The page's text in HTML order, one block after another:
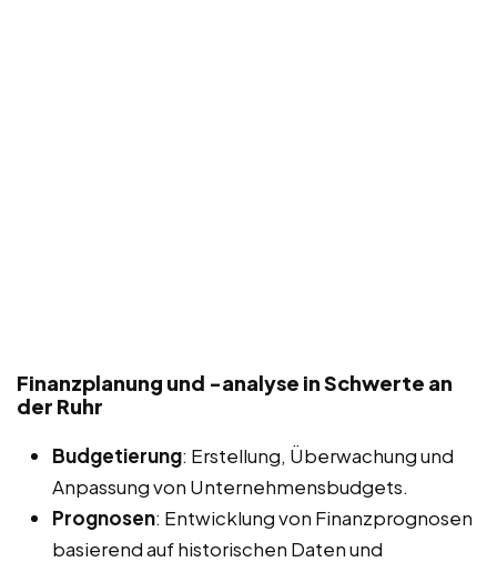
Finanzplanung und -analyse in Schwerte an
der Ruhr
Budgetierung: Erstellung, Überwachung und
Anpassung von Unternehmensbudgets.
Prognosen: Entwicklung von Finanzprognosen
basierend auf historischen Daten und